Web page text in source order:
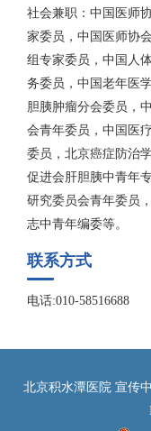
社会兼职：中国医师
家委员，中国医师协
组专家委员，中国人
务委员，中国老年医
胆胰肿瘤分会委员，
会青年委员，中国医
委员，北京癌症防治
促进会肝胆胰中青年
研究委员会青年委员
志中青年编委等。
联系方式
电话:010-58516688
北京积水潭医院 宣传